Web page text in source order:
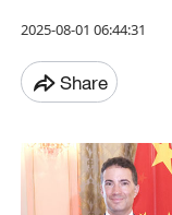
2025-08-01 06:44:31
Share